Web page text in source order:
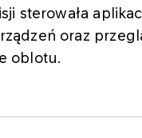
sterowała
oraz
oblotu.